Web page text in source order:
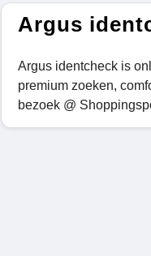
Argus
Argus identcheck is
premium zoeken,
bezoek @